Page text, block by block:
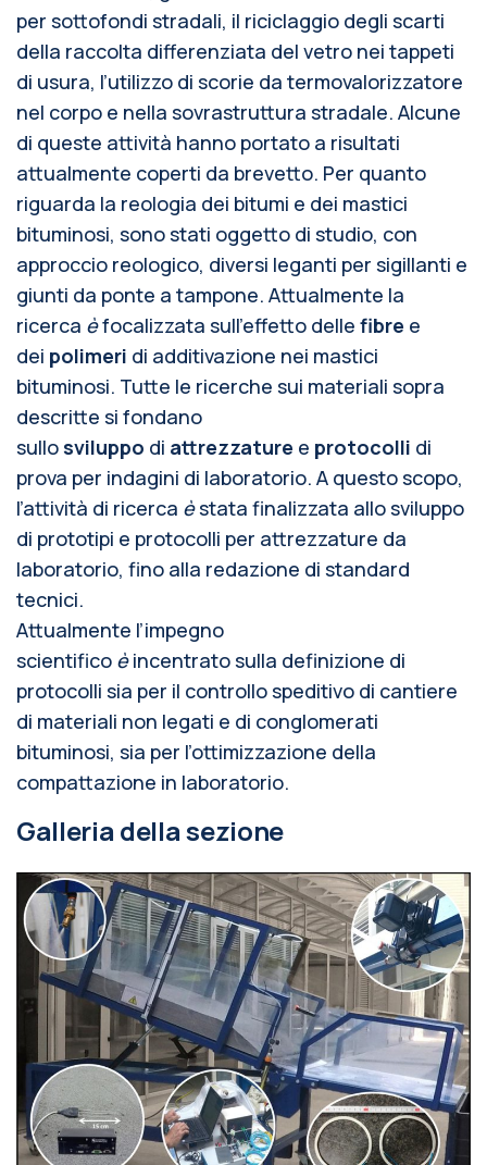
per sottofondi stradali, il riciclaggio degli scarti
della raccolta differenziata del vetro nei tappeti
di usura, l’utilizzo di scorie da termovalorizzatore
nel corpo e nella sovrastruttura stradale. Alcune
di queste attività hanno portato a risultati
attualmente coperti da brevetto. Per quanto
riguarda la reologia dei bitumi e dei mastici
bituminosi, sono stati oggetto di studio, con
approccio reologico, diversi leganti per sigillanti e
giunti da ponte a tampone. Attualmente la
ricerca èfocalizzata sull’effetto delle fibre e
dei polimeri di additivazione nei mastici
bituminosi. Tutte le ricerche sui materiali sopra
descritte si fondano
sullosviluppo di attrezzature e protocolli di
prova per indagini di laboratorio. A questo scopo,
l’attività di ricerca èstata finalizzata allo sviluppo
di prototipi e protocolli per attrezzature da
laboratorio, fino alla redazione di standard
tecnici.
Attualmente l’impegno
scientifico èincentrato sulla definizione di
protocolli sia per il controllo speditivo di cantiere
di materiali non legati e di conglomerati
bituminosi, sia per l’ottimizzazione della
compattazione in laboratorio.
Galleria della sezione